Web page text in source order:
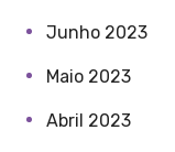
Junho 2023
Maio 2023
Abril 2023